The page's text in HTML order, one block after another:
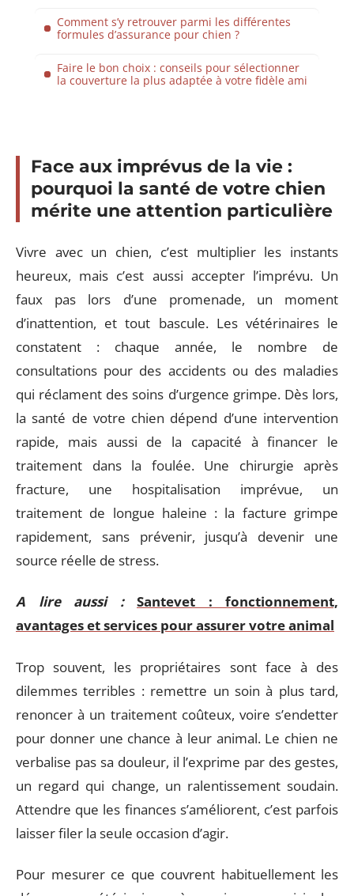
Comment s’y retrouver parmi les différentes
formules d’assurance pour chien ?
Faire le bon choix : conseils pour sélectionner
la couverture la plus adaptée à votre fidèle ami
Face aux imprévus de la vie :
pourquoi la santé de votre chien
mérite une attention particulière
Vivre avec un chien, c’est multiplier les instants
heureux, mais c’est aussi accepter l’imprévu. Un
faux pas lors d’une promenade, un moment
d’inattention, et tout bascule. Les vétérinaires le
constatent : chaque année, le nombre de
consultations pour des accidents ou des maladies
qui réclament des soins d’urgence grimpe. Dès lors,
la santé de votre chien dépend d’une intervention
rapide, mais aussi de la capacité à financer le
traitement dans la foulée. Une chirurgie après
fracture, une hospitalisation imprévue, un
traitement de longue haleine : la facture grimpe
rapidement, sans prévenir, jusqu’à devenir une
source réelle de stress.
A lire aussi :
Santevet : fonctionnement,
avantages et services pour assurer votre animal
Trop souvent, les propriétaires sont face à des
dilemmes terribles : remettre un soin à plus tard,
renoncer à un traitement coûteux, voire s’endetter
pour donner une chance à leur animal. Le chien ne
verbalise pas sa douleur, il l’exprime par des gestes,
un regard qui change, un ralentissement soudain.
Attendre que les finances s’améliorent, c’est parfois
laisser filer la seule occasion d’agir.
Pour mesurer ce que couvrent habituellement les